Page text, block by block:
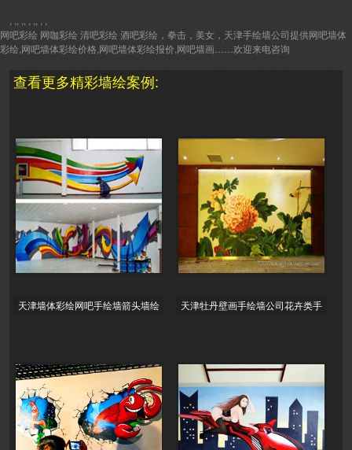
, ,, ,, , ,, , ,
网吧彩绘 网咖彩绘 清吧彩绘 酒吧彩绘，拳击，美女，天津手绘墙公司提供网吧墙体
彩绘,网吧墙体彩绘价格,网吧墙体彩绘报价,网吧墙画……欢迎来电咨询
查看更多精彩墙绘案例:
天津墙体彩绘网吧手绘墙箭头墙绘
天津牡丹壁画手绘墙公司花卉类手